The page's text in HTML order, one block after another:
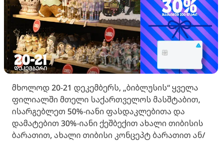
მხოლოდ 20-21 დეკემბერს, „ბიბლუსის“ ყველა
ფილიალში მთელი საქართველოს მასშტაბით,
ისარგებლეთ 50%-იანი ფასდაკლებითა და
დამატებით 30%-იანი ქეშბექით ახალი თიბისის
ბარათით, ახალი თიბისი კონცეპტ ბარათით ან/